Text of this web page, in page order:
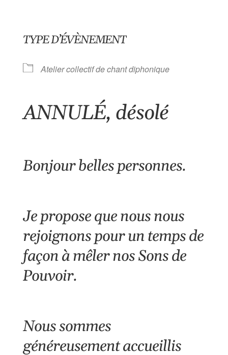
TYPE D’ÉVÈNEMENT
Atelier collectif de chant diphonique
ANNULÉ, désolé
Bonjour belles personnes.
Je propose que nous nous
rejoignons pour un temps de
façon à mêler nos Sons de
Pouvoir.
Nous sommes
généreusement accueillis